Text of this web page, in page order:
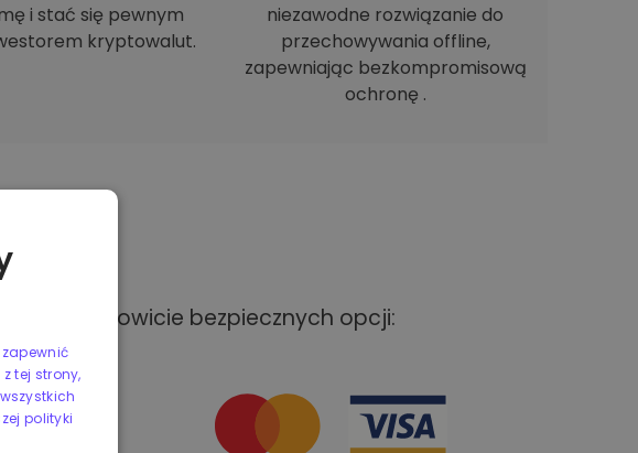
i stać się pewnym
kryptowalut.
niezawodne rozwiązanie do
przechowywania offline,
zapewniając bezkompromisową
ochronę .
i całkowicie bezpiecznych opcji:
tej strony,
polityki